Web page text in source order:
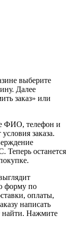
выберите
Далее
заказ» или
ФИО, телефон и
заказа.
Теперь останется
форму по
оплаты,
написать
найти. Нажмите